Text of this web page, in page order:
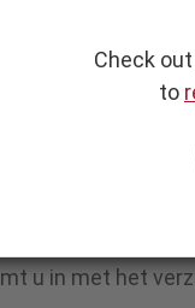
die u
over de hele
dan de
beschreven in
van uw
u in met het
Check out
to